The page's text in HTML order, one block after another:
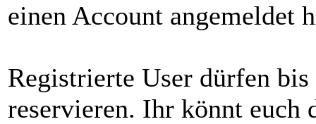
einen Account angemeldet
Registrierte User dürfen
reservieren. Ihr könnt euch